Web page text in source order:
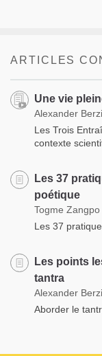
ARTICLES
Une vie
Alexander
Les Trois
contexte
Les 37
poétique
Togme Zangpo
Les 37
Les points
tantra
Alexander
Aborder le